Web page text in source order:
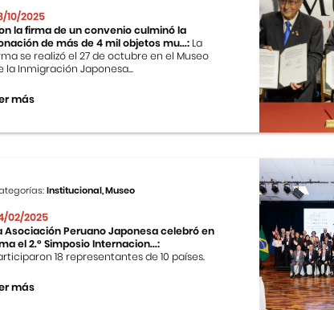
10/2025
la firma de un convenio culminó la
de más de 4 mil objetos mu...: La
se realizó el 27 de octubre en el Museo
la Inmigración Japonesa...
más
Institucional, Museo
02/2025
Asociación Peruano Japonesa celebró en
el 2.º Simposio Internacion...:
18 representantes de 10 países.
más